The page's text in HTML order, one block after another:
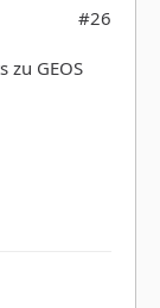
#26
zu GEOS